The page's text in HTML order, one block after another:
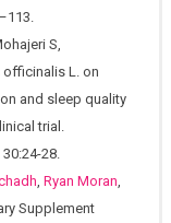
S,
L. on
and sleep quality
trial.
28.
, Ryan Moran,
Supplement